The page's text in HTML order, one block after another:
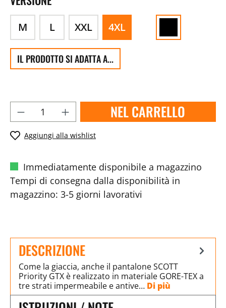
M L XXL 4XL
IL PRODOTTO SI ADATTA A...
NEL CARRELLO
Aggiungi alla wishlist
Immediatamente disponibile a magazzino
Tempi di consegna dalla disponibilità in
magazzino: 3-5 giorni lavorativi
DESCRIZIONE
Come la giaccia, anche il pantalone SCOTT
Priority GTX è realizzato in materiale GORE-TEX a
tre strati impermeabile e antive… Di più